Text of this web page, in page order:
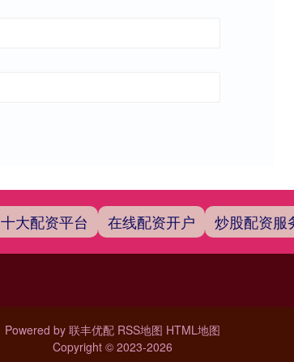
十大配资平台 在线配资开户 炒股配资服
Powered by 联丰优配 RSS地图 HTML地图
Copyright © 2023-2026